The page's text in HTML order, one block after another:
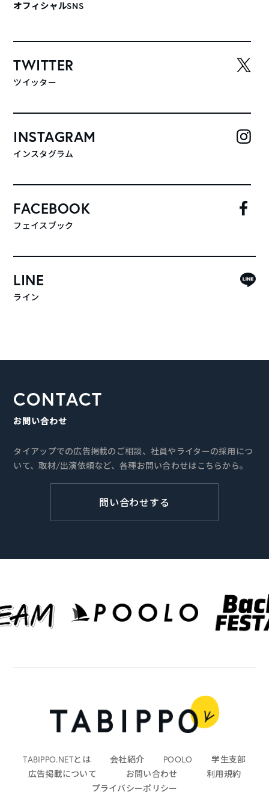
オフィシャルSNS
TWITTER
ツイッター
INSTAGRAM
インスタグラム
FACEBOOK
フェイスブック
LINE
ライン
CONTACT
お問い合わせ
タイアップでの広告掲載のご相談、社員やライターの採用につ
いて、取材/出演依頼など、各種お問い合わせはこちらから。
問い合わせする
TABIPPO.NETとは 会社紹介 POOLO
学生支部
広告掲載について
お問い合わせ
利用規約
プライバシーポリシー